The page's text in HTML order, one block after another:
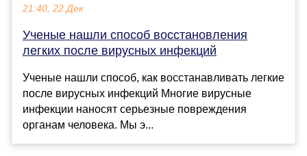
21:40, 22 Дек
Ученые нашли способ восстановления
легких после вирусных инфекций
Ученые нашли способ, как восстанавливать легкие
после вирусных инфекций Многие вирусные
инфекции наносят серьезные повреждения
органам человека. Мы э...